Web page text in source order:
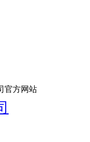
官方网站